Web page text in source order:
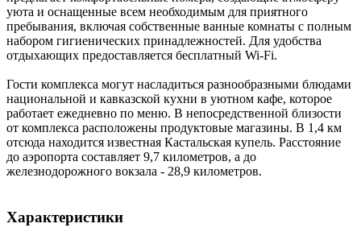
уюта и оснащенные всем необходимым для приятного
пребывания, включая собственные ванные комнаты с полным
набором гигиенических принадлежностей. Для удобства
отдыхающих предоставляется бесплатный Wi-Fi.
Гости комплекса могут насладиться разнообразными блюдами
национальной и кавказской кухни в уютном кафе, которое
работает ежедневно по меню. В непосредственной близости
от комплекса расположены продуктовые магазины. В 1,4 км
отсюда находится известная Кастальская купель. Расстояние
до аэропорта составляет 9,7 километров, а до
железнодорожного вокзала - 28,9 километров.
Характеристики